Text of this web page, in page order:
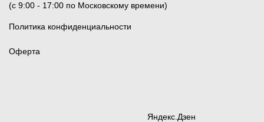
(c 9:00 - 17:00 по Московскому времени)
Политика конфиденциальности
Оферта
Яндекс.Дзен